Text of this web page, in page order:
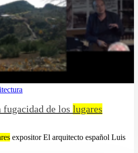
de los lugares
expositor El arquitecto español Luis